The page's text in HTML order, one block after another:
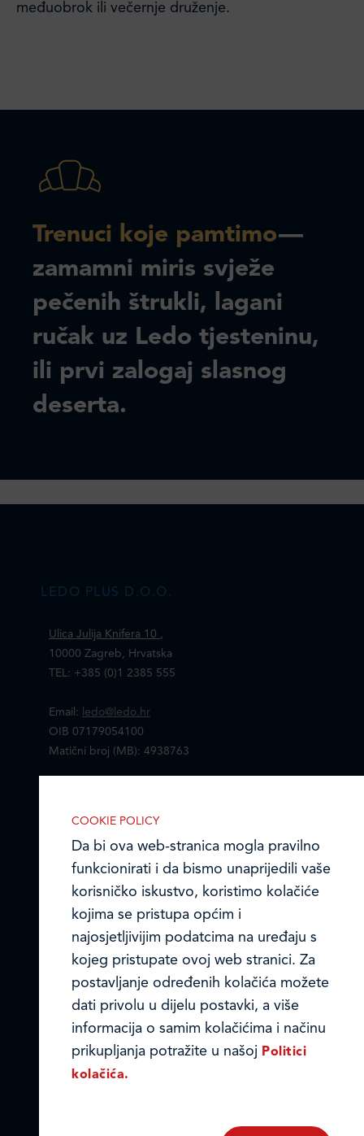
međuobrok ili večernje druženje.
Trenuci koje pamtimo—
zamamni miris svježe
pečenih štrukli, lagani
ručak uz Ledo tjesteninu,
ili prvi zalogaj slasnog
deserta.
LEDO PLUS D.O.O.
Ulica Julija Knifera 10 ,
10000 Zagreb, Hrvatska
TEL: +385 (0)1 2385 555
Email:
ledo@ledo.hr
OIB 07179054100
Matični broj (MB): 4938763
Ledo u inozemstvu
Online formular
Obavijest o Privatnosti i Kolačići
Privacy notice and Cookies
© LEDO plus d.o.o. 2026.
COOKIE POLICY
Da bi ova web-stranica mogla pravilno
funkcionirati i da bismo unaprijedili vaše
korisničko iskustvo, koristimo kolačiće
kojima se pristupa općim i
najosjetljivijim podatcima na uređaju s
kojeg pristupate ovoj web stranici. Za
postavljanje određenih kolačića možete
dati privolu u dijelu postavki, a više
informacija o samim kolačićima i načinu
prikupljanja potražite u našoj Politici
kolačića.
IZABERITE KOLAČIĆE NA STRANICI
Omogućite ili onemogućite web-
stranici upotrebu funkcionalnih i/ili